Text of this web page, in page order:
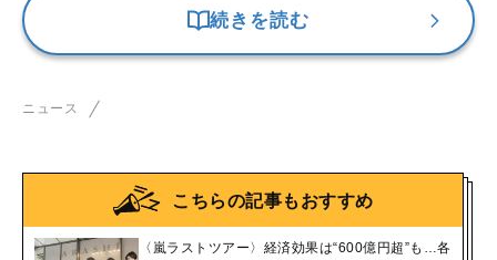
続きを読む
ニュース
こちらの記事もおすすめ
〈嵐ラストツアー〉経済効果は“600億円超”も…各